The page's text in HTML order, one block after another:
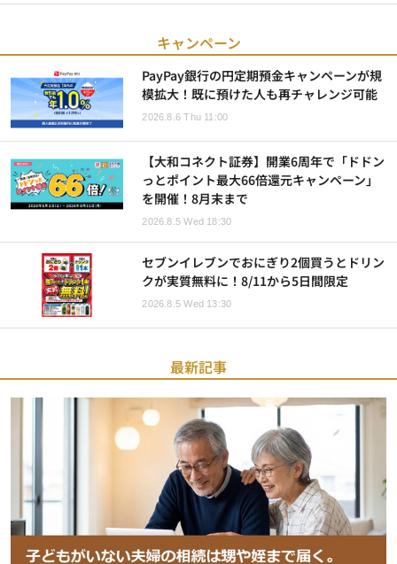
キャンペーン
PayPay銀行の円定期預金キャンペーンが規
模拡大！既に預けた人も再チャレンジ可能
2026.8.6 Thu 11:00
【大和コネクト証券】開業6周年で「ドドン
っとポイント最大66倍還元キャンペーン」
を開催！8月末まで
2026.8.5 Wed 18:30
セブンイレブンでおにぎり2個買うとドリン
クが実質無料に！8/11から5日間限定
2026.8.5 Wed 13:30
最新記事